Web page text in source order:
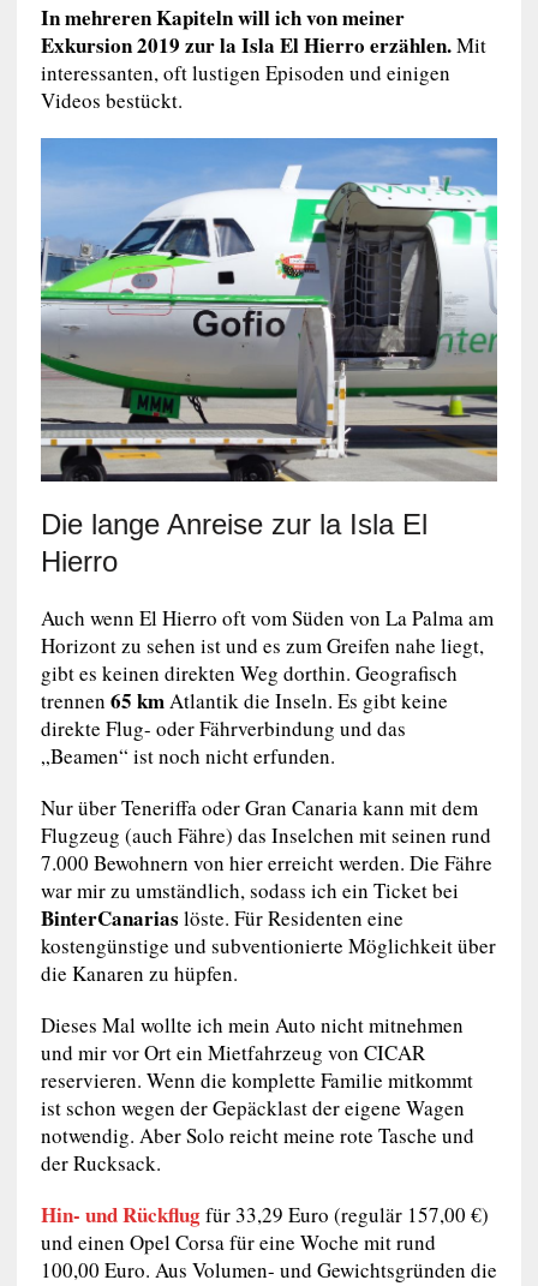
In mehreren Kapiteln will ich von meiner
Exkursion 2019 zur la Isla El Hierro erzählen.Mit
interessanten, oft lustigen Episoden und einigen
Videos bestückt.
Die lange Anreise zur la Isla El
Hierro
Auch wenn El Hierro oft vom Süden von La Palma am
Horizont zu sehen ist und es zum Greifen nahe liegt,
gibt es keinen direkten Weg dorthin. Geografisch
trennen 65 km Atlantik die Inseln. Es gibt keine
direkte Flug- oder Fährverbindung und das
„Beamen“ ist noch nicht erfunden.
Nur über Teneriffa oder Gran Canaria kann mit dem
Flugzeug (auch Fähre) das Inselchen mit seinen rund
7.000 Bewohnern von hier erreicht werden. Die Fähre
war mir zu umständlich, sodass ich ein Ticket bei
BinterCanarias löste. Für Residenten eine
kostengünstige und subventionierte Möglichkeit über
die Kanaren zu hüpfen.
Dieses Mal wollte ich mein Auto nicht mitnehmen
und mir vor Ort ein Mietfahrzeug von CICAR
reservieren. Wenn die komplette Familie mitkommt
ist schon wegen der Gepäcklast der eigene Wagen
notwendig. Aber Solo reicht meine rote Tasche und
der Rucksack.
Hin- und Rückflugfür 33,29 Euro (regulär 157,00 €)
und einen Opel Corsa für eine Woche mit rund
100,00 Euro. Aus Volumen- und Gewichtsgründen die